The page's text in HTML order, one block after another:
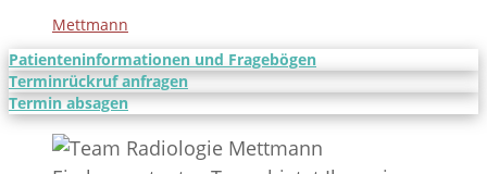
Mettmann
Patienten­informationen und Fragebögen
Termin­rückruf anfragen
Termin absagen